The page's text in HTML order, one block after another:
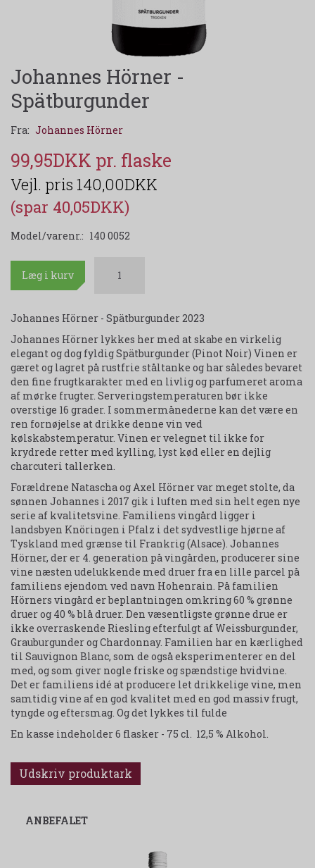
Johannes Hörner -
Spätburgunder
Fra: Johannes Hörner
99,95DKK
140,00DKK
(spar 40,05DKK)
Model/varenr.: 140 0052
Læg i kurv
Johannes Hörner - Spätburgunder 2023
Johannes Hörner lykkes her med at skabe en virkelig
elegant og dog fyldig Spätburgunder (Pinot Noir) Vinen er
gæret og lagret på rustfrie ståltanke og har således bevaret
den fine frugtkarakter med en livlig og parfumeret aroma
af mørke frugter. Serveringstemperaturen bør ikke
overstige 16 grader. I sommermånederne kan det være en
ren fornøjelse at drikke denne vin ved
kølskabstemperatur. Vinen er velegnet til ikke for
krydrede retter med kylling, lyst kød eller en dejlig
charcuteri tallerken.
Forældrene Natascha og Axel Hörner var meget stolte, da
sønnen Johannes i 2017 gik i luften med sin helt egen nye
serie af kvalitetsvine. Familiens vingård ligger i
landsbyen Knöringen i Pfalz i det sydvestlige hjørne af
Tyskland med grænse til Frankrig (Alsace). Johannes
Hörner, der er 4. generation på vingården, producerer sine
vine næsten udelukkende med druer fra en lille parcel på
familiens ejendom ved navn Hohenrain. På familien
Hörners vingård er beplantningen omkring 60 % grønne
druer og 40 % blå druer. Den væsentligste grønne drue er
ikke overraskende Riesling efterfulgt af Weissburgunder,
Grauburgunder og Chardonnay. Familien har en kærlighed
til Sauvignon Blanc, som de også eksperimenterer en del
med, og som giver nogle friske og spændstige hvidvine.
Det er familiens idé at producere let drikkelige vine, men
samtidig vine af en god kvalitet med en god massiv frugt,
tyngde og eftersmag. Og det lykkes til fulde
En kasse indeholder 6 flasker - 75 cl. 12,5 % Alkohol.
Udskriv produktark
ANBEFALET